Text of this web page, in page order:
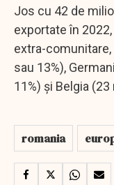
Jos cu 42 de
exportate în
extra-
sau 13%),
11%) şi Belgia
romania